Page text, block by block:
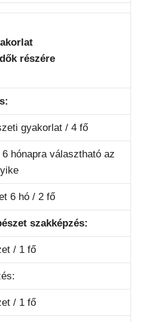
részére
gyakorlat / 4 fő
hónapra választható az
6 hó / 2 fő
szakképzés:
/ 1 fő
/ 1 fő